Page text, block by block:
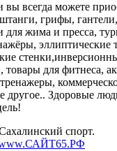
всегда можете
грифы,
для жима и пресса,
эллиптические
для фитнеса,
другое.. Здоровые
спорт.